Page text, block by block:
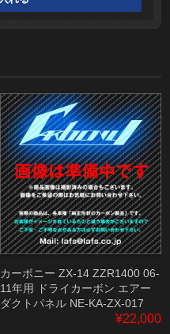
カーボニー ZX-14 ZZR1400 06-
11年用 ドライカーボン エアー
ダクトパネル NE-KA-ZX-017
¥22,000